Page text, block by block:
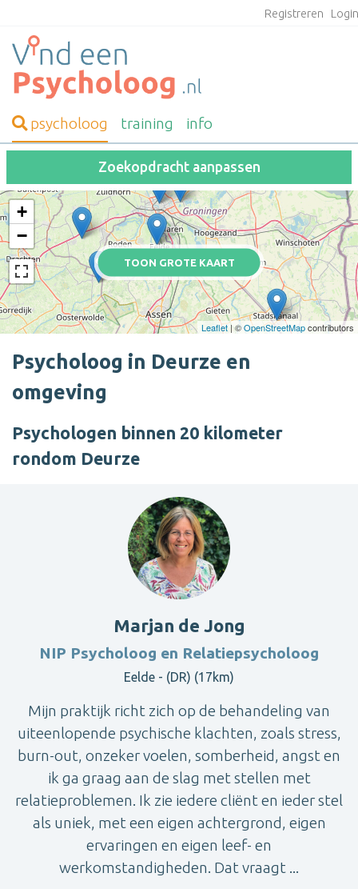
Registreren
psycholoog training info
Zoekopdracht aanpassen
TOON GROTE KAART
+
−
Leaflet| ©OpenStreetMapcontributors
Psycholoog in Deurze en
omgeving
Psychologen binnen 20 kilometer
rondom Deurze
Marjan de Jong
NIP Psycholoog en Relatiepsycholoog
Eelde - (DR) (17km)
Mijn praktijk richt zich op de behandeling van
uiteenlopende psychische klachten, zoals stress,
burn-out, onzeker voelen, somberheid, angst en
ik ga graag aan de slag met stellen met
relatieproblemen. Ik zie iedere cliënt en ieder stel
als uniek, met een eigen achtergrond, eigen
ervaringen en eigen leef- en
werkomstandigheden. Dat vraagt ...